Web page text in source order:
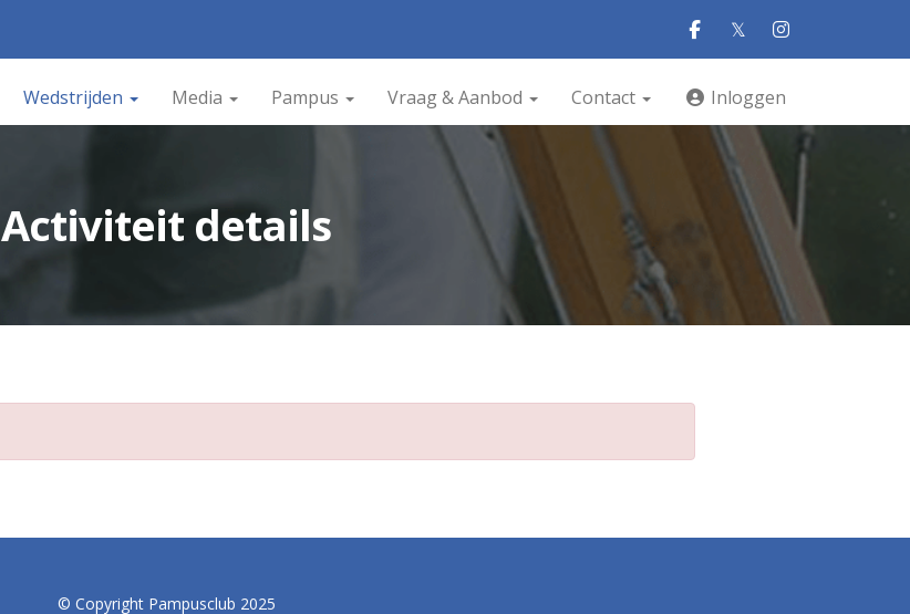
𝕏
Wedstrijden Media Pampus Vraag & Aanbod Contact Inloggen
Activiteit details
© Copyright Pampusclub 2025